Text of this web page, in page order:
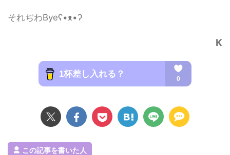
それぢわByeʕ•ᴥ•ʔ
K
この記事を書いた人